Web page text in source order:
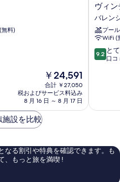
無料)
現
在
の
料
金
￥24,591
合計 ￥27,050
税およびサービス料込み
8 月 16 日 ～ 8 月 17 日
ヴ
ィ
ン
チ
メ
ル
カ
レ
シ
テ
ヴィ
バレン
プール
WiFi (
10
段
も
し
い、
9.2 と
口コ
施設を比較
なる割引や特典を確認できます。も
、もっと旅を満喫 !